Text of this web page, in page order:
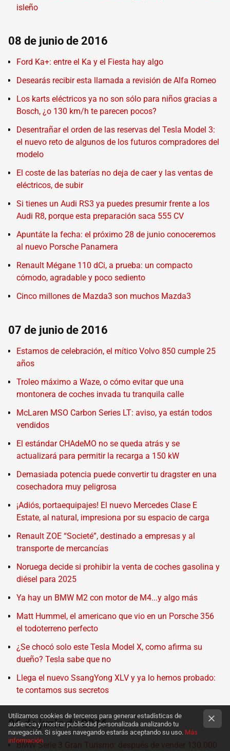
isleño
08 de junio de 2016
Ford Ka+: entre el Ka y el Fiesta hay algo
Desearás recibir esta llamada a revisión de Alfa Romeo
Los karts eléctricos ya no son sólo para niños gracias a
Bosch, ¿o 130 km/h te parecen pocos?
Desentrañar el orden de las reservas del Tesla Model 3:
el nuevo reto de algunos de los futuros compradores del
modelo
El coste de las baterías no deja de caer y las ventas de
eléctricos, de subir
Si tienes un Audi RS3 ya puedes presumir frente a los
Audi R8, porque esta preparación saca 555 CV
Apuntáte la fecha: el próximo 28 de junio conoceremos
al nuevo Porsche Panamera
Renault Mégane 110 dCi, a prueba: un compacto
cómodo, agradable y poco sediento
Cinco millones de Mazda3 son muchos Mazda3
07 de junio de 2016
Estamos de celebración, el mítico Volvo 850 cumple 25
años
Troleo máximo a Waze, o cómo evitar que una
montonera de coches invada tu tranquila calle
McLaren MSO Carbon Series LT: aviso, ya están todos
vendidos
El estándar CHAdeMO no se queda atrás y se
actualizará para permitir la recarga a 150 kW
Demasiada potencia puede convertir tu dragster en una
cosechadora muy peligrosa
¡Adiós, portaequipajes! El nuevo Mercedes Clase E
Estate, al natural, impresiona por su espacio de carga
Renault ZOE “Societé”, destinado a empresas y al
transporte de mercancías
Noruega decide si prohibir la venta de coches gasolina y
diésel para 2025
Ya hay un BMW M2 con motor de M4...y algo más
Matt Hummel, el americano que vio en un Porsche 356
el todoterreno perfecto
¿Se chocó solo este Tesla Model X, como afirma su
dueño? Tesla sabe que no
Llega el nuevo SsangYong XLV y ya lo hemos probado:
te contamos sus secretos
06 de junio de 2016
BMW Serie 3 Gran Turismo: después de vender 130.000
Utilizamos cookies de terceros para generar estadísticas de
audiencia y mostrar publicidad personalizada analizando tu
navegación. Si sigues navegando estarás aceptando su uso. Más
información